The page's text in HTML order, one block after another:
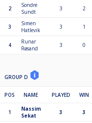
2
Sondre
Sundt
3 2
3
Simen
Hatlevik
3 1
4
Runar
Røsand
3 0
GROUP D
POS NAME PLAYED WIN
1
Nassim
Sekat
3 3